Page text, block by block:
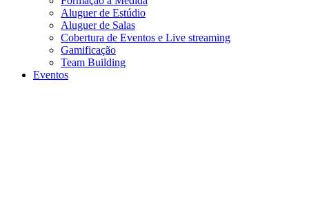
Aluguer de Estúdio
Aluguer de Salas
Cobertura de Eventos e Live streaming
Gamificação
Team Building
Eventos